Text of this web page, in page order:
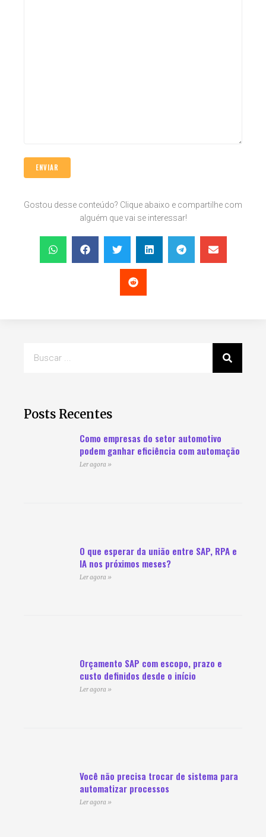
Gostou desse conteúdo? Clique abaixo e compartilhe com
alguém que vai se interessar!
Posts Recentes
Como empresas do setor automotivo
podem ganhar eficiência com automação
Ler agora »
O que esperar da união entre SAP, RPA e
IA nos próximos meses?
Ler agora »
Orçamento SAP com escopo, prazo e
custo definidos desde o início
Ler agora »
Você não precisa trocar de sistema para
automatizar processos
Ler agora »